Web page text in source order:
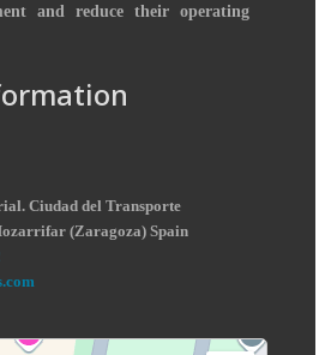
and reduce their operating
Ciudad del Transporte
(Zaragoza) Spain